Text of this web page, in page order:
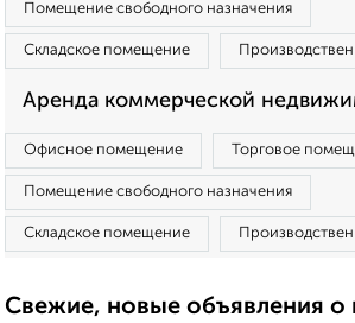
Помещение свободного назначения
Складское помещение
Аренда коммерческой
Офисное помещение Торговое
Помещение свободного назначения
Складское помещение
Свежие, новые объявления о